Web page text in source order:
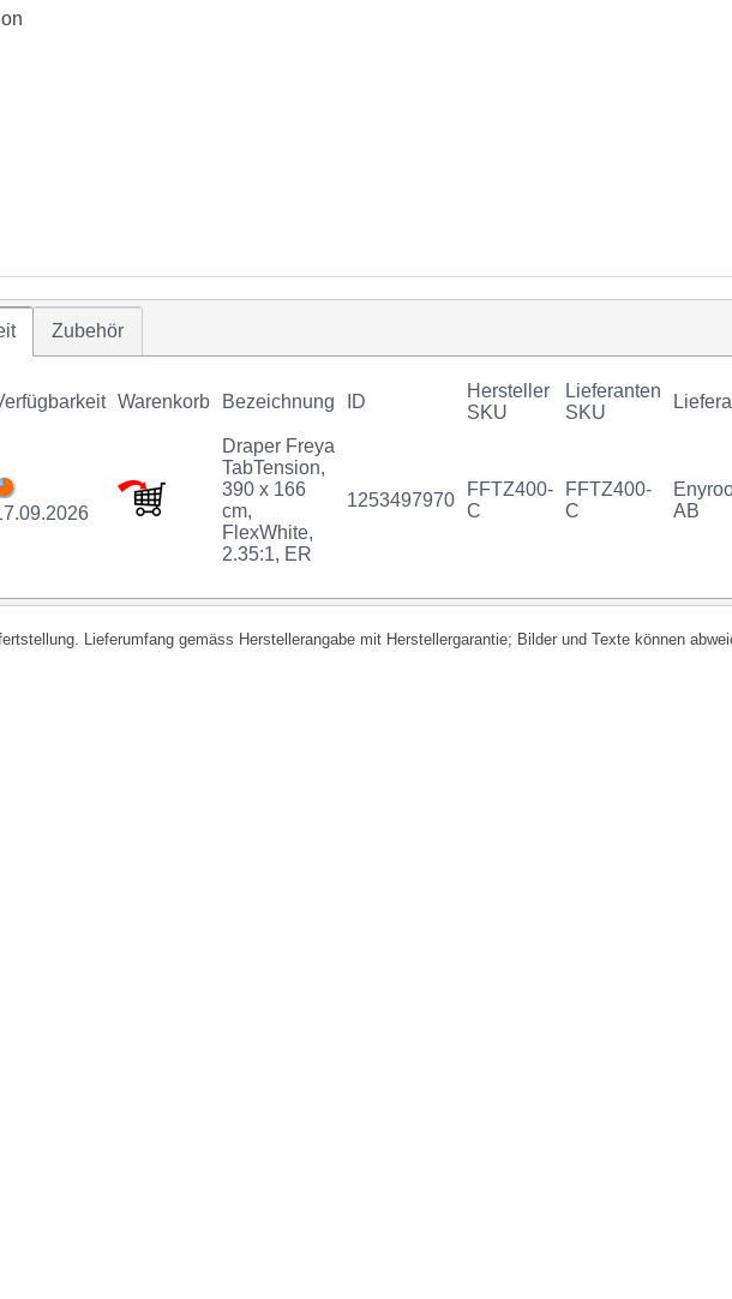
Zubehör
Warenkorb Bezeichnung ID
Hersteller
SKU
Lieferanten
SKU
Draper Freya
TabTension,
390 x 166
cm,
FlexWhite,
2.35:1, ER
1253497970
FFTZ400-
C
FFTZ400-
C
AB
Lieferumfang gemäss Herstellerangabe mit Herstellergarantie; Bilder und Texte können